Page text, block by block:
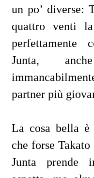
un po’ diverse:
quattro venti
perfettamente
Junta,
partner più
La cosa bella è
che forse
Junta prende